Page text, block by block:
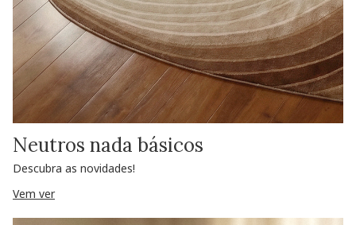
Neutros nada básicos
Descubra as novidades!
Vem ver